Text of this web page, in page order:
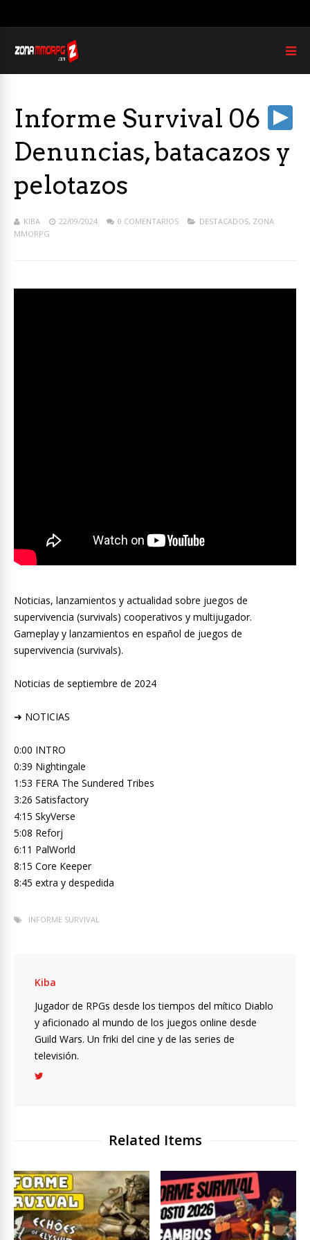
Informe Survival 06
Denuncias, batacazos y
pelotazos
KIBA 22/09/2024 0 COMENTARIOS DESTACADOS, ZONA
MMORPG
Noticias, lanzamientos y actualidad sobre juegos de
supervivencia (survivals) cooperativos y multijugador.
Gameplay y lanzamientos en español de juegos de
supervivencia (survivals).
Noticias de septiembre de 2024
➜ NOTICIAS
0:00 INTRO
0:39 Nightingale
1:53 FERA The Sundered Tribes
3:26 Satisfactory
4:15 SkyVerse
5:08 Reforj
6:11 PalWorld
8:15 Core Keeper
8:45 extra y despedida
INFORME SURVIVAL
Kiba
Jugador de RPGs desde los tiempos del mítico Diablo
y aficionado al mundo de los juegos online desde
Guild Wars. Un friki del cine y de las series de
televisión.
Related Items